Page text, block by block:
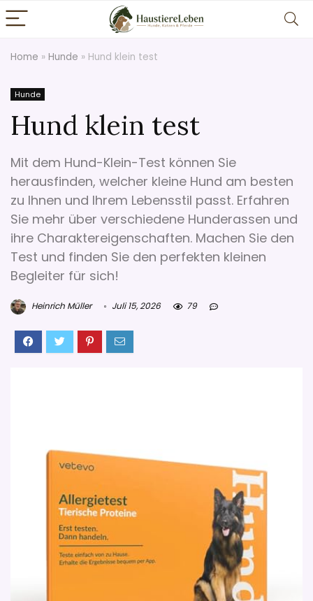
Home » Hunde » Hund klein test
Hunde
Hund klein test
Mit dem Hund-Klein-Test können Sie
herausfinden, welcher kleine Hund am besten
zu Ihnen und Ihrem Lebensstil passt. Erfahren
Sie mehr über verschiedene Hunderassen und
ihre Charaktereigenschaften. Machen Sie den
Test und finden Sie den perfekten kleinen
Begleiter für sich!
Heinrich Müller Juli 15, 2026 79